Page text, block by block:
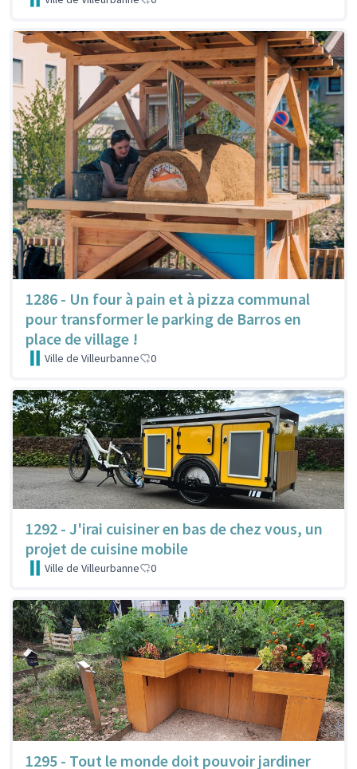
1286 - Un four à pain et à pizza communal
pour transformer le parking de Barros en
place de village !
Ville de Villeurbanne 0
1292 - J'irai cuisiner en bas de chez vous, un
projet de cuisine mobile
Ville de Villeurbanne 0
1295 - Tout le monde doit pouvoir jardiner